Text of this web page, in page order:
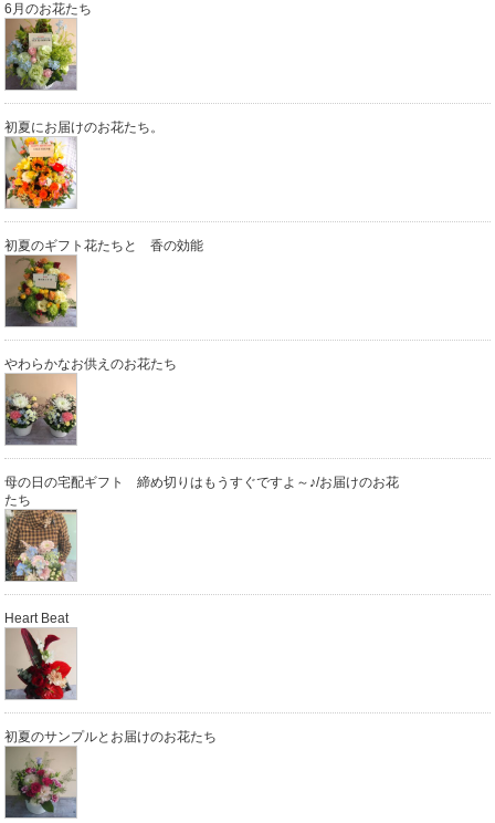
6月のお花たち
初夏にお届けのお花たち。
初夏のギフト花たちと 香の効能
やわらかなお供えのお花たち
母の日の宅配ギフト 締め切りはもうすぐですよ～♪/お届けのお花
たち
Heart Beat
初夏のサンプルとお届けのお花たち